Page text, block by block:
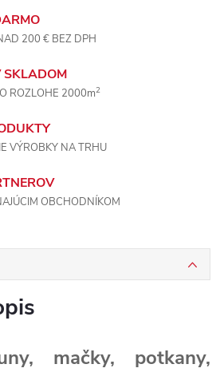
200 € BEZ DPH
ROZLOHE 2000m2
VÝROBKY NA TRHU
OBCHODNÍKOM
mačky, potkany,